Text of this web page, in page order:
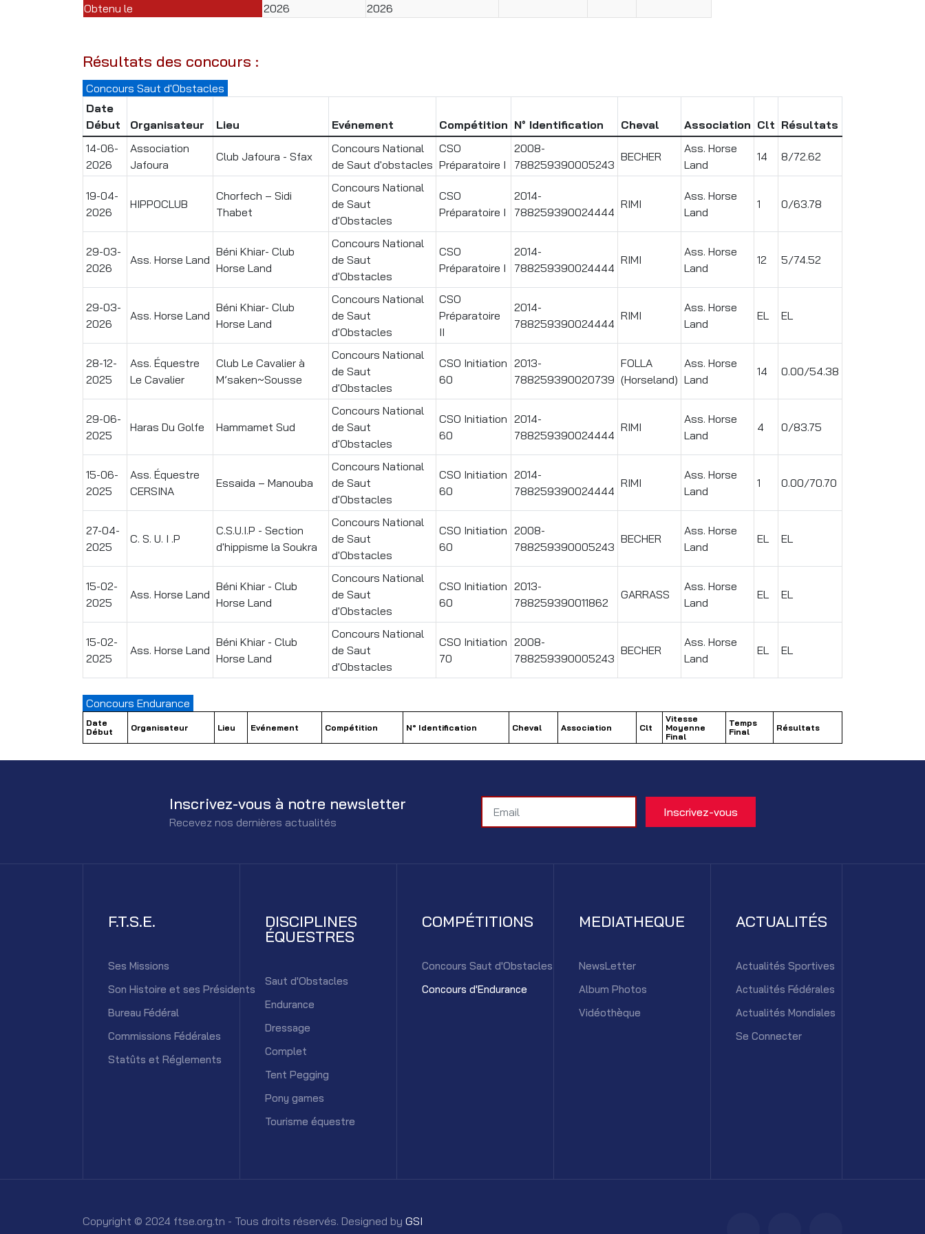
Obtenu le
2026 2026
Résultats des concours :
Concours Saut d'Obstacles
Date
Début
Organisateur Lieu Evénement Compétition N° Identification Cheval Association Clt Résultats
14-06-
2026
Association
Jafoura
Club Jafoura - Sfax
Concours National
de Saut d'obstacles
CSO
Préparatoire I
2008-
788259390005243
BECHER
Ass. Horse
Land
14 8/72.62
19-04-
2026
HIPPOCLUB
Chorfech – Sidi
Thabet
Concours National
de Saut
d'Obstacles
CSO
Préparatoire I
2014-
788259390024444
RIMI
Ass. Horse
Land
1 0/63.78
29-03-
2026
Ass. Horse Land
Béni Khiar- Club
Horse Land
Concours National
de Saut
d'Obstacles
CSO
Préparatoire I
2014-
788259390024444
RIMI
Ass. Horse
Land
12 5/74.52
29-03-
2026
Ass. Horse Land
Béni Khiar- Club
Horse Land
Concours National
de Saut
d'Obstacles
CSO
Préparatoire
II
2014-
788259390024444
RIMI
Ass. Horse
Land
EL EL
28-12-
2025
Ass. Équestre
Le Cavalier
Club Le Cavalier à
M’saken~Sousse
Concours National
de Saut
d'Obstacles
CSO Initiation
60
2013-
788259390020739
FOLLA
(Horseland)
Ass. Horse
Land
14 0.00/54.38
29-06-
2025
Haras Du Golfe Hammamet Sud
Concours National
de Saut
d'Obstacles
CSO Initiation
60
2014-
788259390024444
RIMI
Ass. Horse
Land
4 0/83.75
15-06-
2025
Ass. Équestre
CERSINA
Essaida – Manouba
Concours National
de Saut
d'Obstacles
CSO Initiation
60
2014-
788259390024444
RIMI
Ass. Horse
Land
1 0.00/70.70
27-04-
2025
C. S. U. I .P
C.S.U.I.P - Section
d'hippisme la Soukra
Concours National
de Saut
d'Obstacles
CSO Initiation
60
2008-
788259390005243
BECHER
Ass. Horse
Land
EL EL
15-02-
2025
Ass. Horse Land
Béni Khiar - Club
Horse Land
Concours National
de Saut
d'Obstacles
CSO Initiation
60
2013-
788259390011862
GARRASS
Ass. Horse
Land
EL EL
15-02-
2025
Ass. Horse Land
Béni Khiar - Club
Horse Land
Concours National
de Saut
d'Obstacles
CSO Initiation
70
2008-
788259390005243
BECHER
Ass. Horse
Land
EL EL
Concours Endurance
Date
Début
Organisateur Lieu Evénement Compétition N° Identification Cheval Association Clt
Vitesse
Moyenne
Final
Temps
Final
Résultats
Inscrivez-vous à notre newsletter
Recevez nos dernières actualités
F.T.S.E.
Ses Missions
Son Histoire et ses Présidents
Bureau Fédéral
Commissions Fédérales
Statûts et Réglements
DISCIPLINES
ÉQUESTRES
Saut d'Obstacles
Endurance
Dressage
Complet
Tent Pegging
Pony games
Tourisme équestre
COMPÉTITIONS
Concours Saut d'Obstacles
Concours d'Endurance
MEDIATHEQUE
NewsLetter
Album Photos
Vidéothèque
ACTUALITÉS
Actualités Sportives
Actualités Fédérales
Actualités Mondiales
Se Connecter
Copyright © 2024 ftse.org.tn - Tous droits réservés. Designed by GSI